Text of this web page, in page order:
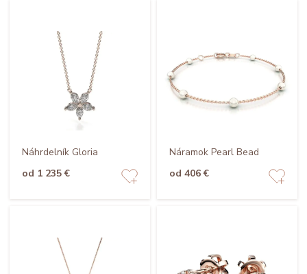
Náhrdelník Gloria
od 1 235 €
Náramok Pearl Bead
od 406 €